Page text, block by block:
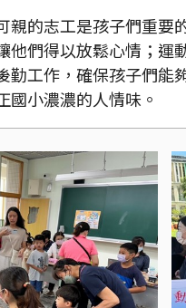
的志工是孩子們重要
他們得以放鬆心情；運
勤工作，確保孩子們
國小濃濃的人情味。